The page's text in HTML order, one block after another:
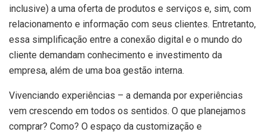
inclusive) a uma oferta de produtos e serviços e, sim, com
relacionamento e informação com seus clientes. Entretanto,
essa simplificação entre a conexão digital e o mundo do
cliente demandam conhecimento e investimento da
empresa, além de uma boa gestão interna.
Vivenciando experiências – a demanda por experiências
vem crescendo em todos os sentidos. O que planejamos
comprar? Como? O espaço da customização e